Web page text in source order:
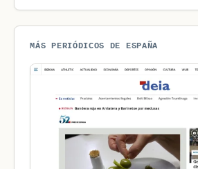
MÁS PERIÓDICOS DE ESPAÑA